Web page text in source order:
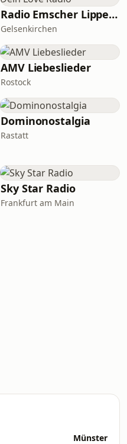
Radio Emscher Lippe - Dein Love Radio
Gelsenkirchen
AMV Liebeslieder
Rostock
Dominonostalgia
Rastatt
Sky Star Radio
Frankfurt am Main
Münster